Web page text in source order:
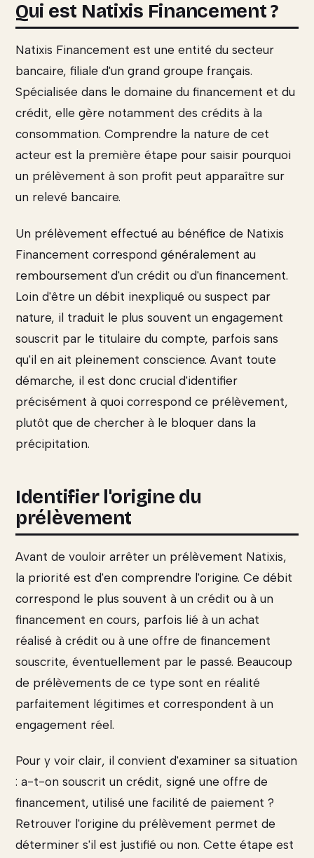
Qui est Natixis Financement ?
Natixis Financement est une entité du secteur
bancaire, filiale d'un grand groupe français.
Spécialisée dans le domaine du financement et du
crédit, elle gère notamment des crédits à la
consommation. Comprendre la nature de cet
acteur est la première étape pour saisir pourquoi
un prélèvement à son profit peut apparaître sur
un relevé bancaire.
Un prélèvement effectué au bénéfice de Natixis
Financement correspond généralement au
remboursement d'un crédit ou d'un financement.
Loin d'être un débit inexpliqué ou suspect par
nature, il traduit le plus souvent un engagement
souscrit par le titulaire du compte, parfois sans
qu'il en ait pleinement conscience. Avant toute
démarche, il est donc crucial d'identifier
précisément à quoi correspond ce prélèvement,
plutôt que de chercher à le bloquer dans la
précipitation.
Identifier l'origine du
prélèvement
Avant de vouloir arrêter un prélèvement Natixis,
la priorité est d'en comprendre l'origine. Ce débit
correspond le plus souvent à un crédit ou à un
financement en cours, parfois lié à un achat
réalisé à crédit ou à une offre de financement
souscrite, éventuellement par le passé. Beaucoup
de prélèvements de ce type sont en réalité
parfaitement légitimes et correspondent à un
engagement réel.
Pour y voir clair, il convient d'examiner sa situation
: a-t-on souscrit un crédit, signé une offre de
financement, utilisé une facilité de paiement ?
Retrouver l'origine du prélèvement permet de
déterminer s'il est justifié ou non. Cette étape est